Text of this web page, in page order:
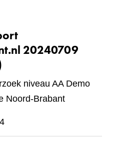
20240709
niveau AA Demo
Noord-Brabant